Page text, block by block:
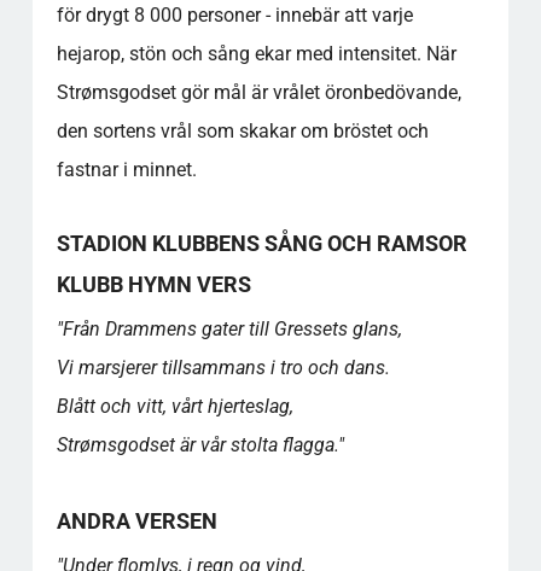
för drygt 8 000 personer - innebär att varje
hejarop, stön och sång ekar med intensitet. När
Strømsgodset gör mål är vrålet öronbedövande,
den sortens vrål som skakar om bröstet och
fastnar i minnet.
STADION KLUBBENS SÅNG OCH RAMSOR
KLUBB HYMN VERS
"Från Drammens gater till Gressets glans,
Vi marsjerer tillsammans i tro och dans.
Blått och vitt, vårt hjerteslag,
Strømsgodset är vår stolta flagga."
ANDRA VERSEN
"Under flomlys, i regn og vind,